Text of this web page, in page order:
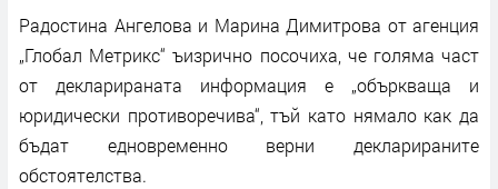
Радостина Ангелова и Марина Димитрова от агенция
„Глобал Метрикс“ ъизрично посочиха, че голяма част
от декларираната информация е „объркваща и
юридически противоречива“, тъй като нямало как да
бъдат едновременно верни декларираните
обстоятелства.